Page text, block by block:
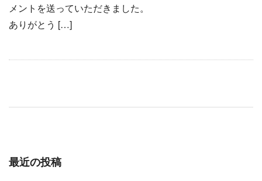
メントを送っていただきました。
ありがとう […]
最近の投稿